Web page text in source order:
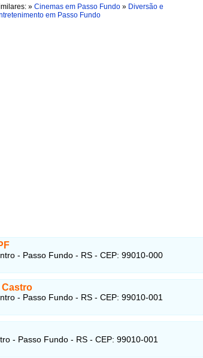
» Cinemas em Passo Fundo » Diversão e
em Passo Fundo
- Passo Fundo - RS - CEP: 99010-000
Castro
- Passo Fundo - RS - CEP: 99010-001
- Passo Fundo - RS - CEP: 99010-001